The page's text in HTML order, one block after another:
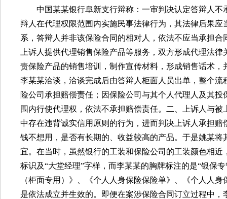
中国某某银行阜新支行辩称：一审判决认定答辩人
辩人在代理权限范围内实施民事法律行为，其法律后果应
系，答辩人并非该保险合同的相对人，依法不应当承担合
上诉人提供代理销售保险产品等服务，双方形成代理法
责保险产品的销售培训，制作宣传材料，形成销售话术
李某某洽谈，洽谈完成后由答辩人柜面人员出单，整个
险公司承担赔偿责任；因保险公司与其个人代理人及其
围内行使代理权，依法不承担赔偿责任。二、上诉人与
中存在违背诚实信用原则的行为，进而判决上诉人承担赔
钱不想用，是否有长期的、收益较高的产品。于是姚某
宜。在当时，虽然银行的工装和保险公司的工装颜色相
标识及“大堂经理”字样，而李某某的胸牌标注的是“银保
（柜面专用）》、《个人人身保险保险单》、《个人人
是依法成立并生效的。即便在案涉保险合同订立过程中